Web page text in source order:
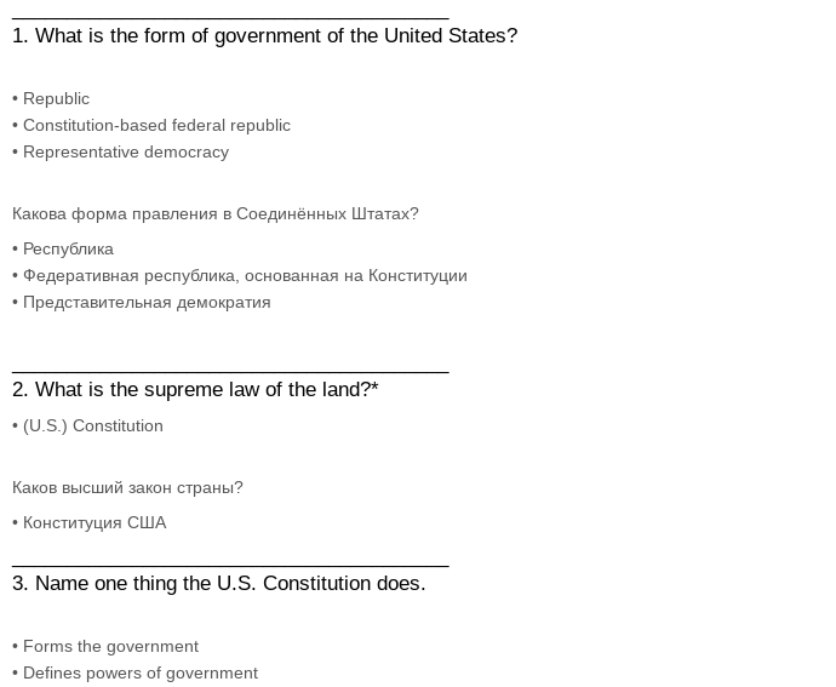
1. What is the form of government of the United States?
• Republic
• Constitution-based federal republic
• Representative democracy
Какова форма правления в Соединённых Штатах?
• Республика
• Федеративная республика, основанная на Конституции
• Представительная демократия
2. What is the supreme law of the land?*
• (U.S.) Constitution
Каков высший закон страны?
• Конституция США
3. Name one thing the U.S. Constitution does.
• Forms the government
• Defines powers of government